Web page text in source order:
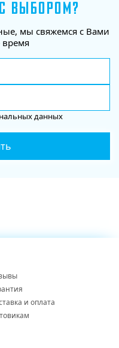
ВЫБОРОМ?
мы свяжемся с Вами
данных
и оплата